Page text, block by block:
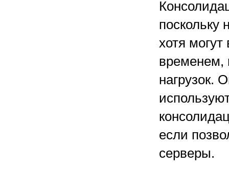
поскольку
хотя
временем,
нагрузок.
если
серверы.